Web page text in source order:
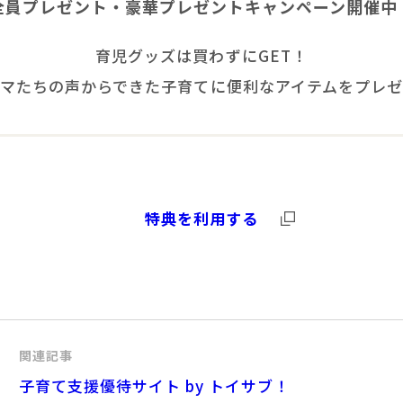
員プレゼント・豪華プレゼントキャンペーン開催中
育児グッズは買わずにGET！
たちの声からできた子育てに便利なアイテムをプレゼ
特典を利用する
関連記事
子育て支援優待サイト by トイサブ！